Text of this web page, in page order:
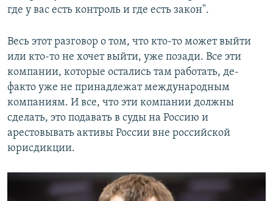
где у вас есть контроль и где есть закон".
Весь этот разговор о том, что кто-то может выйти
или кто-то не хочет выйти, уже позади. Все эти
компании, которые остались там работать, де-
факто уже не принадлежат международным
компаниям. И все, что эти компании должны
сделать, это подавать в суды на Россию и
арестовывать активы России вне российской
юрисдикции.